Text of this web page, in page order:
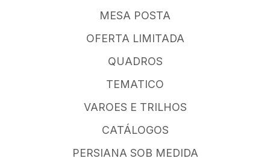
MESA POSTA
OFERTA LIMITADA
QUADROS
TEMATICO
VAROES E TRILHOS
CATÁLOGOS
PERSIANA SOB MEDIDA